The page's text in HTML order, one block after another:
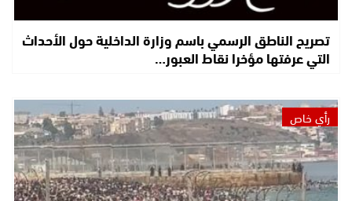
تصريح الناطق الرسمي باسم وزارة الداخلية حول الأحداث
التي عرفتها مؤخرا نقاط العبور…
رأي خاص